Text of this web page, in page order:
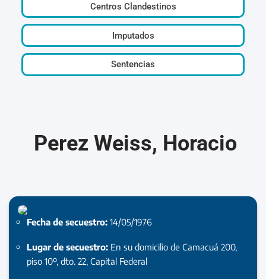
Centros Clandestinos
Imputados
Sentencias
Perez Weiss, Horacio
Fecha de secuestro: 14/05/1976
Lugar de secuestro: En su domicilio de Camacuá 200,
piso 10º, dto. 22, Capital Federal